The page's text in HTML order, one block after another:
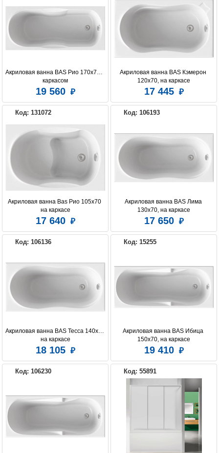
Акриловая ванна BAS Рио 170х70 с
каркасом
19 560
Акриловая ванна BAS Кэмерон
120x70, на каркасе
17 445
Код: 131072
Акриловая ванна Bas Рио 105х70
на каркасе
17 640
Код: 106193
Акриловая ванна BAS Лима
130x70, на каркасе
17 650
Код: 106136
Акриловая ванна BAS Тесса 140x70
на каркасе
18 105
Код: 15255
Акриловая ванна BAS Ибица
150х70, на каркасе
19 410
Код: 106230 Код: 55891